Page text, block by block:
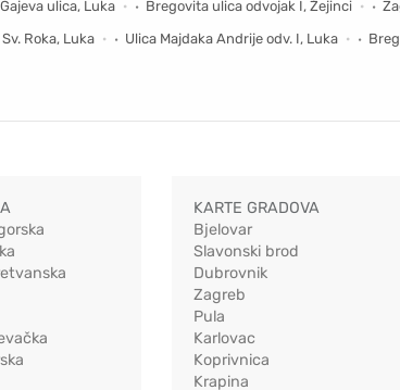
Gajeva ulica, Luka Bregovita ulica odvojak I, Žejinci
Roka, Luka Ulica Majdaka Andrije odv. I, Luka
KARTE GRADOVA
Bjelovar
Slavonski brod
Dubrovnik
Zagreb
Pula
Karlovac
Koprivnica
Krapina